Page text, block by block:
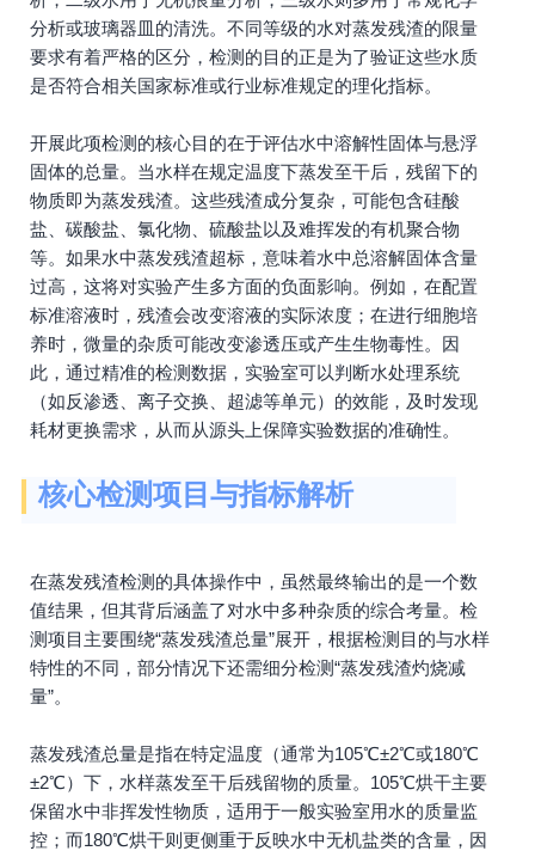
分析或玻璃器皿的清洗。不同等级的水对蒸发残渣的限量
要求有着严格的区分，检测的目的正是为了验证这些水质
是否符合相关国家标准或行业标准规定的理化指标。
开展此项检测的核心目的在于评估水中溶解性固体与悬浮
固体的总量。当水样在规定温度下蒸发至干后，残留下的
物质即为蒸发残渣。这些残渣成分复杂，可能包含硅酸
盐、碳酸盐、氯化物、硫酸盐以及难挥发的有机聚合物
等。如果水中蒸发残渣超标，意味着水中总溶解固体含量
过高，这将对实验产生多方面的负面影响。例如，在配置
标准溶液时，残渣会改变溶液的实际浓度；在进行细胞培
养时，微量的杂质可能改变渗透压或产生生物毒性。因
此，通过精准的检测数据，实验室可以判断水处理系统
（如反渗透、离子交换、超滤等单元）的效能，及时发现
耗材更换需求，从而从源头上保障实验数据的准确性。
核心检测项目与指标解析
在蒸发残渣检测的具体操作中，虽然最终输出的是一个数
值结果，但其背后涵盖了对水中多种杂质的综合考量。检
测项目主要围绕“蒸发残渣总量”展开，根据检测目的与水样
特性的不同，部分情况下还需细分检测“蒸发残渣灼烧减
量”。
蒸发残渣总量是指在特定温度（通常为105℃±2℃或180℃
±2℃）下，水样蒸发至干后残留物的质量。105℃烘干主要
保留水中非挥发性物质，适用于一般实验室用水的质量监
控；而180℃烘干则更侧重于反映水中无机盐类的含量，因